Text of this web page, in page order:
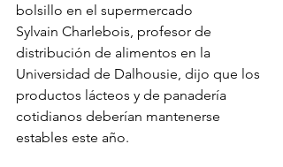
bolsillo en el supermercado
Sylvain Charlebois, profesor de
distribución de alimentos en la
Universidad de Dalhousie, dijo que los
productos lácteos y de panadería
cotidianos deberían mantenerse
estables este año.